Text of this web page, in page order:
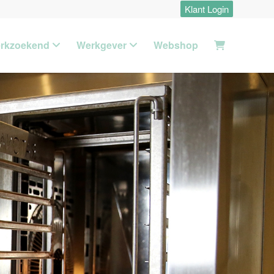
Klant Login
Werkgever Webshop